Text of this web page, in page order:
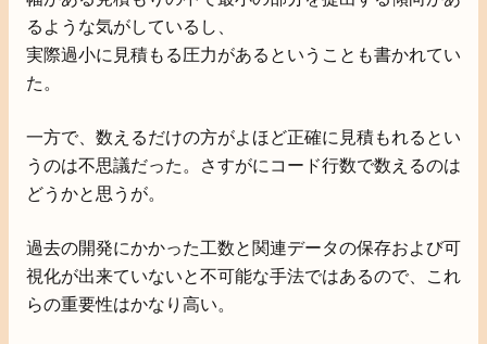
るような気がしているし、
実際過小に見積もる圧力があるということも書かれてい
た。
一方で、数えるだけの方がよほど正確に見積もれるとい
うのは不思議だった。さすがにコード行数で数えるのは
どうかと思うが。
過去の開発にかかった工数と関連データの保存および可
視化が出来ていないと不可能な手法ではあるので、これ
らの重要性はかなり高い。